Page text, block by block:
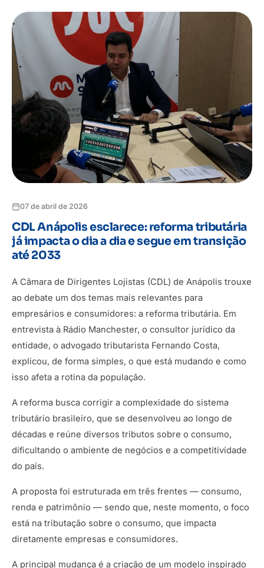
07 de abril de 2026
CDL Anápolis esclarece: reforma tributária
já impacta o dia a dia e segue em transição
até 2033
A Câmara de Dirigentes Lojistas (CDL) de Anápolis trouxe
ao debate um dos temas mais relevantes para
empresários e consumidores: a reforma tributária. Em
entrevista à Rádio Manchester, o consultor jurídico da
entidade, o advogado tributarista Fernando Costa,
explicou, de forma simples, o que está mudando e como
isso afeta a rotina da população.
A reforma busca corrigir a complexidade do sistema
tributário brasileiro, que se desenvolveu ao longo de
décadas e reúne diversos tributos sobre o consumo,
dificultando o ambiente de negócios e a competitividade
do país.
A proposta foi estruturada em três frentes — consumo,
renda e patrimônio — sendo que, neste momento, o foco
está na tributação sobre o consumo, que impacta
diretamente empresas e consumidores.
A principal mudança é a criação de um modelo inspirado